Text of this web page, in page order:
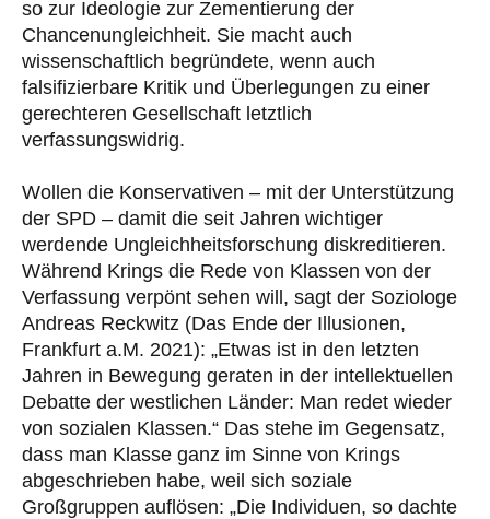
so zur Ideologie zur Zementierung der
Chancenungleichheit. Sie macht auch
wissenschaftlich begründete, wenn auch
falsifizierbare Kritik und Überlegungen zu einer
gerechteren Gesellschaft letztlich
verfassungswidrig.
Wollen die Konservativen – mit der Unterstützung
der SPD – damit die seit Jahren wichtiger
werdende Ungleichheitsforschung diskreditieren.
Während Krings die Rede von Klassen von der
Verfassung verpönt sehen will, sagt der Soziologe
Andreas Reckwitz (Das Ende der Illusionen,
Frankfurt a.M. 2021): „Etwas ist in den letzten
Jahren in Bewegung geraten in der intellektuellen
Debatte der westlichen Länder: Man redet wieder
von sozialen Klassen.“ Das stehe im Gegensatz,
dass man Klasse ganz im Sinne von Krings
abgeschrieben habe, weil sich soziale
Großgruppen auflösen: „Die Individuen, so dachte